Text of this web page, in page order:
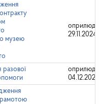
музею
29.11.2024
разової
04.12.2023